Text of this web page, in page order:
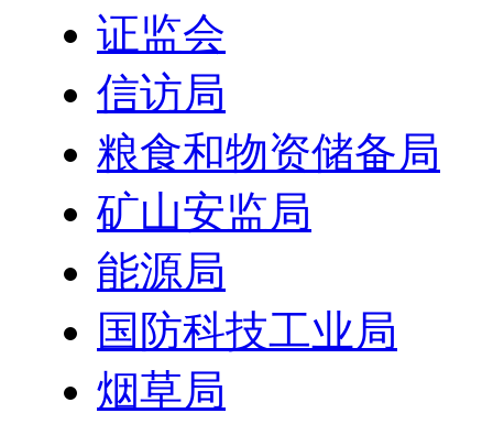
证监会
信访局
粮食和物资储备局
矿山安监局
能源局
国防科技工业局
烟草局